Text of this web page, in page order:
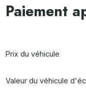
Paiement
Prix du véhicule
Valeur du véhicule